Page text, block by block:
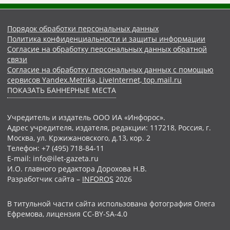
Порядок обработки персональных данных
Политика конфиденциальности и защиты информации
Согласие на обработку персональных данных обратной
связи
Согласие на обработку персональных данных с помощью
сервисов Yandex.Metrika, LiveInternet, top.mail.ru
ПОКАЗАТЬ БАННЕРНЫЕ МЕСТА
Учредитель и издатель ООО ИА «Инфорос».
Адрес учредителя, издателя, редакции: 117218, Россия, г.
Москва, ул. Кржижановского, д.13, кор. 2
Телефон: +7 (495) 718-84-11
E-mail: info@ilet-gazeta.ru
И.О. главного редактора Дорохова Н.В.
Разработчик сайта – INFOROS 2026
В титульной части сайта использована фотография Олега
Ефремова, лицензия CC-BY-SA-4.0